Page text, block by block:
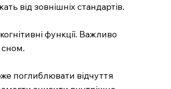
від зовнішніх стандартів.
функції. Важливо
поглиблювати відчуття